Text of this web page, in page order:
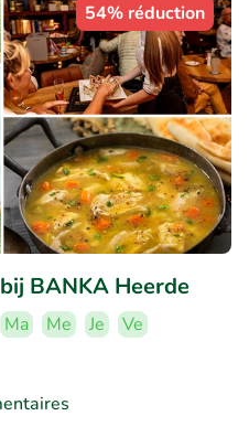
54% réduction
BANKA Heerde
Ma Me Je
Ve